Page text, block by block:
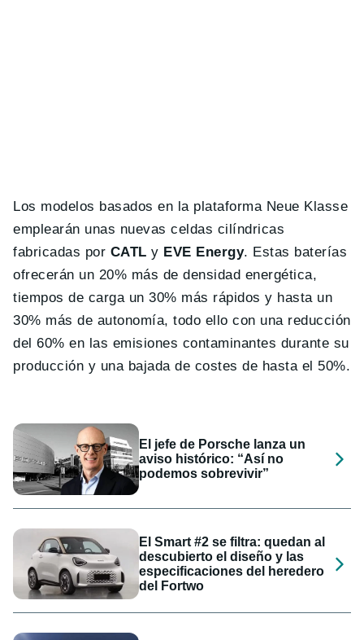
Los modelos basados en la plataforma Neue Klasse
emplearán unas nuevas celdas cilíndricas
fabricadas por CATL y EVE Energy. Estas baterías
ofrecerán un 20% más de densidad energética,
tiempos de carga un 30% más rápidos y hasta un
30% más de autonomía, todo ello con una reducción
del 60% en las emisiones contaminantes durante su
producción y una bajada de costes de hasta el 50%.
El jefe de Porsche lanza un
aviso histórico: “Así no
podemos sobrevivir”
El Smart #2 se filtra: quedan al
descubierto el diseño y las
especificaciones del heredero
del Fortwo